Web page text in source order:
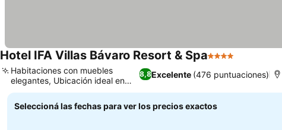
Hotel IFA Villas Bávaro Resort & Spa4 Estrellas
8,8Excelente (476 puntuaciones)
Habitaciones con muebles
elegantes, Ubicación ideal en
Bávaro
Seleccioná las fechas para ver los precios exactos